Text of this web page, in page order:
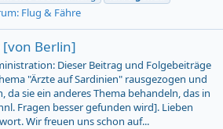
Flug & Fähre
[von Berlin]
Dieser Beitrag und Folgebeiträge
"Ärzte auf Sardinien" rausgezogen und
da sie ein anderes Thema behandeln, das in
Fragen besser gefunden wird]. Lieben
Wir freuen uns schon auf...